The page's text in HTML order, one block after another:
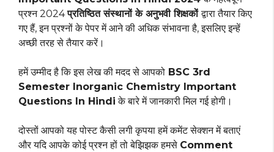
प्रश्न 2024प्रतिष्ठित संस्थानों के अनुभवी शिक्षकोंद्वारा तैयार किए
गए हैं, इन प्रश्नों के पेपर में आने की अधिक संभावना है, इसलिए इन्हें
अच्छी तरह से तैयार करें।
हमें उम्मीद है कि इस लेख की मदद से आपको BSC 3rd
Semester Inorganic Chemistry Important
Questions In Hindi के बारे में जानकारी मिल गई होगी।
दोस्तों आपको यह पोस्ट कैसी लगी कृपया हमें कमेंट सेक्शन में बताएं
और यदि आपके कोई प्रश्न हों तो बेझिझक हमसे Comment